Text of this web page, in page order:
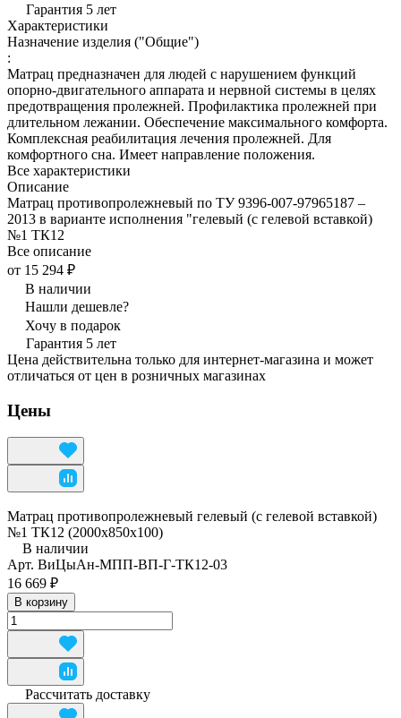
Гарантия 5 лет
Характеристики
Назначение изделия ("Общие")
:
Матрац предназначен для людей с нарушением функций
опорно-двигательного аппарата и нервной системы в целях
предотвращения пролежней. Профилактика пролежней при
длительном лежании. Обеспечение максимального комфорта.
Комплексная реабилитация лечения пролежней. Для
комфортного сна. Имеет направление положения.
Все характеристики
Описание
Матрац противопролежневый по ТУ 9396-007-97965187 –
2013 в варианте исполнения "гелевый (с гелевой вставкой)
№1 ТК12
Все описание
от 15 294 ₽
В наличии
Нашли дешевле?
Хочу в подарок
Гарантия 5 лет
Цена действительна только для интернет-магазина и может
отличаться от цен в розничных магазинах
Цены
Матрац противопролежневый гелевый (с гелевой вставкой)
№1 ТК12 (2000х850х100)
В наличии
Арт. ВиЦыАн-МПП-ВП-Г-ТК12-03
16 669 ₽
В корзину
Рассчитать доставку